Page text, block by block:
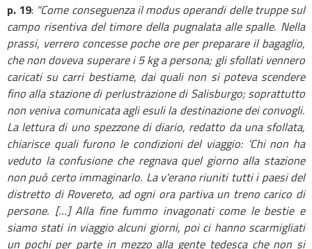
p. 19: "Come conseguenza il modus operandi delle truppe sul
campo risentiva del timore della pugnalata alle spalle. Nella
prassi, verrero concessepoche ore per preparare il bagaglio,
che non doveva superare i 5 kg a persona; gli sfollati vennero
caricati su carri bestiame, dai quali non si poteva scendere
fino alla stazione di perlustrazione di Salisburgo; soprattutto
non veniva comunicata agli esuli la destinazione dei convogli.
La lettura di uno spezzone di diario, redatto da una sfollata,
chiarisce quali furono le condizioni del viaggio: 'Chi non ha
veduto la confusione che regnava quel giorno alla stazione
non può certo immaginarlo. La v'erano riuniti tutti i paesi del
distretto di Rovereto, ad ogni ora partiva un treno carico di
persone. […] Alla fine fummo invagonati come le bestie e
siamo stati in viaggio alcuni giorni, poi ci hanno scarmigliati
un pochi per parte in mezzo alla gente tedesca che non si